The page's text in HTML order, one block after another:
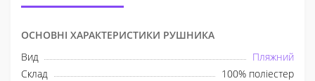
ОСНОВНІ ХАРАКТЕРИСТИКИ РУШНИКА
Вид
Пляжний
Склад
100% поліестер